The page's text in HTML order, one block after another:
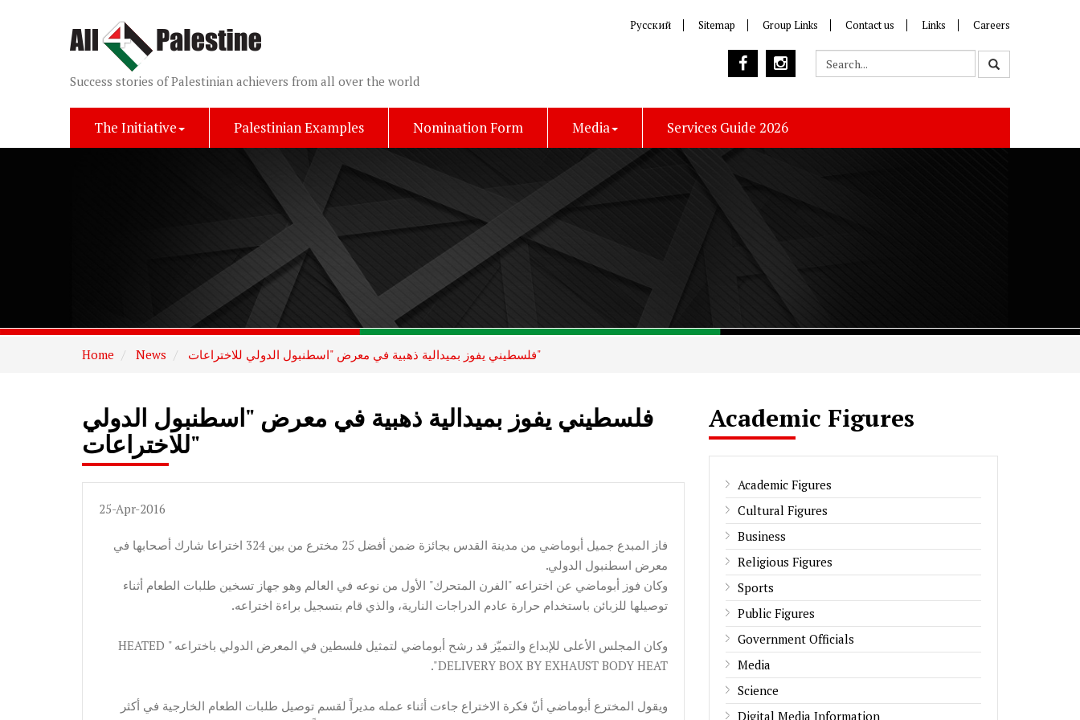
Success stories of Palestinian achievers from all over the world
Русский Sitemap Group Links Contact us Links Careers
The Initiative Palestinian Examples Nomination Form Media Services Guide 2026
Home News فلسطيني يفوز بميدالية ذهبية في معرض "اسطنبول الدولي للاختراعات"
فلسطيني يفوز بميدالية ذهبية في معرض "اسطنبول الدولي
للاختراعات"
25-Apr-2016
فاز المبدع جميل أبوماضي من مدينة القدس بجائزة ضمن أفضل 25 مخترع من بين 324 اختراعا شارك أصحابها في
معرض اسطنبول الدولي.
وكان فوز أبوماضي عن اختراعه "الفرن المتحرك" الأول من نوعه في العالم وهو جهاز تسخين طلبات الطعام أثناء
توصيلها للزبائن باستخدام حرارة عادم الدراجات النارية، والذي قام بتسجيل براءة اختراعه.
وكان المجلس الأعلى للإبداع والتميّز قد رشح أبوماضي لتمثيل فلسطين في المعرض الدولي باختراعه " HEATED
DELIVERY BOX BY EXHAUST BODY HEAT".
ويقول المخترع أبوماضي أنّ فكرة الاختراع جاءت أثناء عمله مديراً لقسم توصيل طلبات الطعام الخارجية في أكثر
Academic Figures
Academic Figures
Cultural Figures
Business
Religious Figures
Sports
Public Figures
Government Officials
Media
Science
Digital Media Information